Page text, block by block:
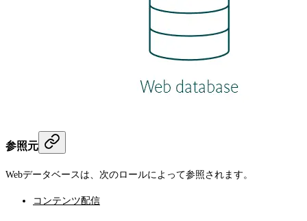
参照元
Webデータベースは、次のロールによって参照されます。
コンテンツ配信